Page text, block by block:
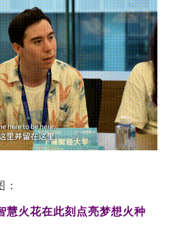
慧火花在此刻点亮梦想火种